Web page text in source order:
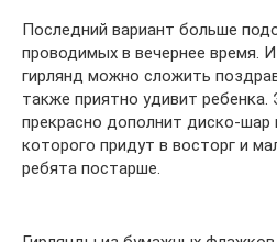
Последний вариант больше
проводимых в вечернее время.
гирлянд можно сложить
также приятно удивит ребенка.
прекрасно дополнит диско-
которого придут в восторг и
ребята постарше.